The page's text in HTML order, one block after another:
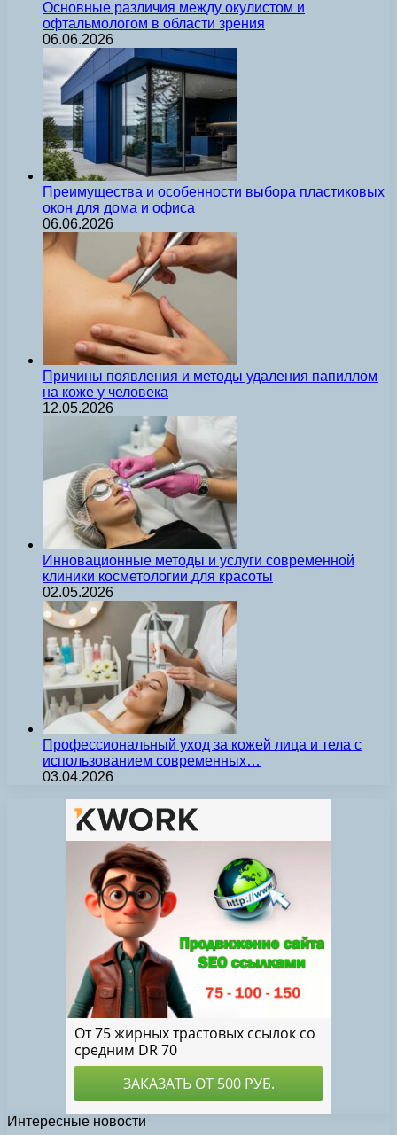
Основные различия между окулистом и
офтальмологом в области зрения
06.06.2026
Преимущества и особенности выбора пластиковых
окон для дома и офиса
06.06.2026
Причины появления и методы удаления папиллом
на коже у человека
12.05.2026
Инновационные методы и услуги современной
клиники косметологии для красоты
02.05.2026
Профессиональный уход за кожей лица и тела с
использованием современных…
03.04.2026
Интересные новости